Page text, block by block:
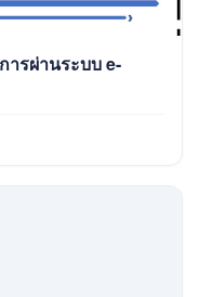
ารผ่านระบบ e-